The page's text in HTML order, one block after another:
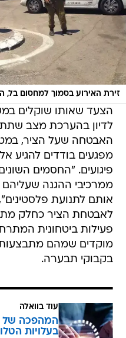
זירת האירוע בסמוך למחסום בל,
הצעד שאותו שוקלים
לדיון בהערכת מצב
האבטחה שעל הציר,
מפגעים בודדים להגיע
פיגועים. "החסמים
ממרכיבי ההגנה
אותם לתנועת
לאבטחת הציר כחלק
פעילות ביטחונית
מוקדים שמהם מתבצעות
בקבוקי תבערה.
עוד בוואלה
בעלויות